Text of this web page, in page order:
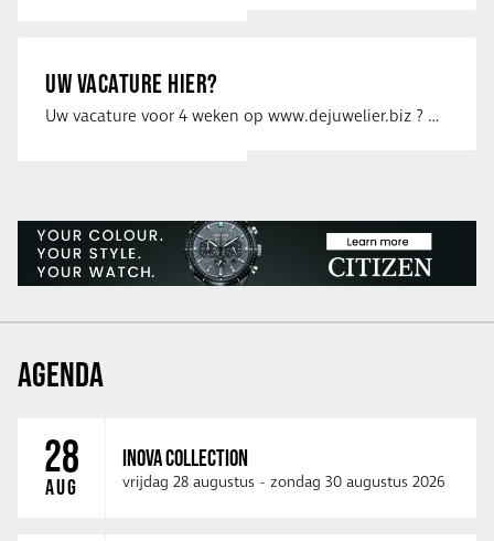
UW VACATURE HIER?
Uw vacature voor 4 weken op www.dejuwelier.biz ? Neem dan contact op met …
AGENDA
28
AUG
INOVA COLLECTION
vrijdag 28 augustus - zondag 30 augustus 2026